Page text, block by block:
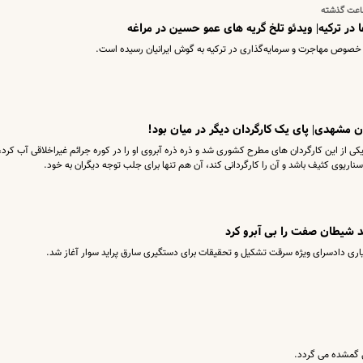
در ترکیه| ویدئو تلخ گریه های عمو حسین در مراغه
خصوص مهاجرت و سرمایه‌گذاری در ترکیه به گوش ایرانیان رسیده است.
مشهدی| پای یک کارگردان دیگر در میان بود!
از این کارگردان های مطرح کشوری شد و ذره ذره آبروی او را در کوره جرائم غیراخلاقی آب
کثیف باشد و آن را کارگردانی کند، آن هم تنها برای جلب توجه دیگران به خود.
شیطان صفت را بی آبرو کرد
دادسرای ویژه سرقت تشکیل و تحقیقات برای دستگیری سارق پراید سوار آغاز شد.
گمشده می گردد.